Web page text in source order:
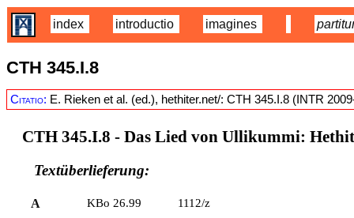
index introductio imagines
CTH 345.I.8
Citatio: E. Rieken et al. (ed.), hethiter.net/: CTH 345.I.8 (INTR
CTH 345.I.8 - Das Lied von Ullikummi:
Textüberlieferung:
A KBo 26.99 1112/z